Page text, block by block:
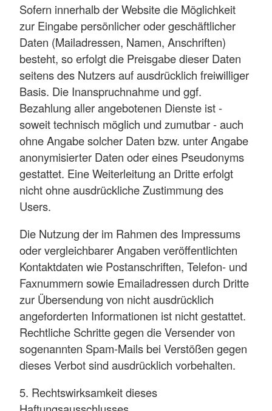
Sofern innerhalb der Website die Möglichkeit
zur Eingabe persönlicher oder geschäftlicher
Daten (Mailadressen, Namen, Anschriften)
besteht, so erfolgt die Preisgabe dieser Daten
seitens des Nutzers auf ausdrücklich freiwilliger
Basis. Die Inanspruchnahme und ggf.
Bezahlung aller angebotenen Dienste ist -
soweit technisch möglich und zumutbar - auch
ohne Angabe solcher Daten bzw. unter Angabe
anonymisierter Daten oder eines Pseudonyms
gestattet. Eine Weiterleitung an Dritte erfolgt
nicht ohne ausdrückliche Zustimmung des
Users.
Die Nutzung der im Rahmen des Impressums
oder vergleichbarer Angaben veröffentlichten
Kontaktdaten wie Postanschriften, Telefon- und
Faxnummern sowie Emailadressen durch Dritte
zur Übersendung von nicht ausdrücklich
angeforderten Informationen ist nicht gestattet.
Rechtliche Schritte gegen die Versender von
sogenannten Spam-Mails bei Verstößen gegen
dieses Verbot sind ausdrücklich vorbehalten.
5. Rechtswirksamkeit dieses